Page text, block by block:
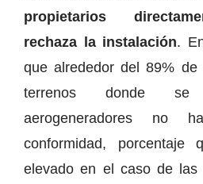
propietarios
rechaza la instalación.
que alrededor del 89%
terrenos donde
aerogeneradores no
conformidad, porcentaje
elevado en el caso de las